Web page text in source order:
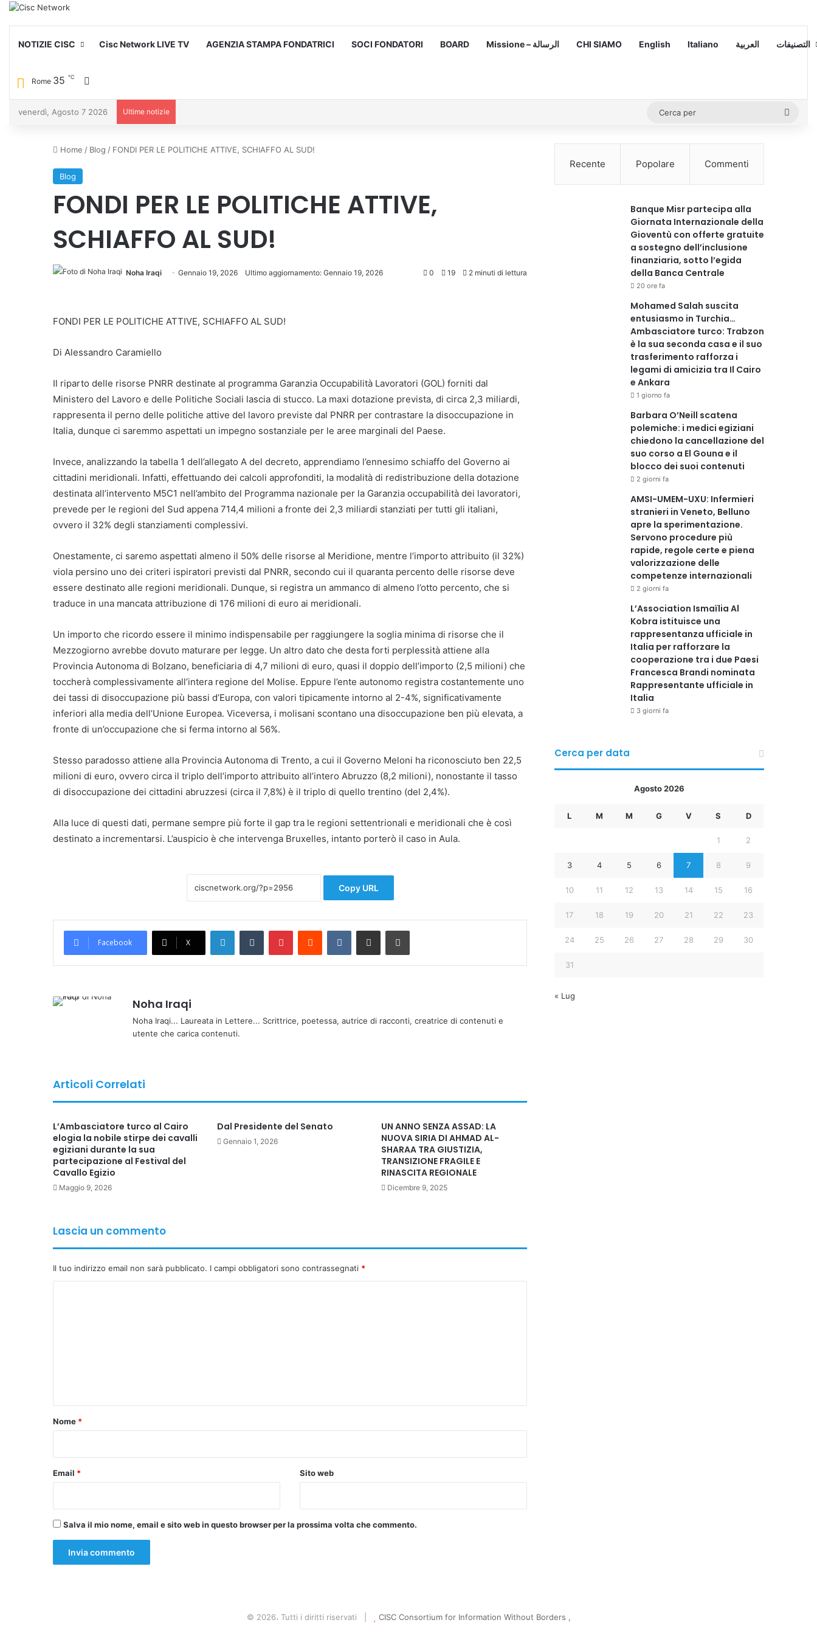
NOTIZIE CISC Cisc Network LIVE TV AGENZIA STAMPA FONDATRICI SOCI FONDATORI BOARD Missione – الرسالة CHI SIAMO English Italiano العربية التصنيفات
Rome 35 ℃
venerdì, Agosto 7 2026 Ultime notizie
Home / Blog / FONDI PER LE POLITICHE ATTIVE, SCHIAFFO AL SUD!
Blog
FONDI PER LE POLITICHE ATTIVE,
SCHIAFFO AL SUD!
Noha Iraqi Gennaio 19, 2026 Ultimo aggiornamento: Gennaio 19, 2026 0 19 2 minuti di lettura
FONDI PER LE POLITICHE ATTIVE, SCHIAFFO AL SUD!
Di Alessandro Caramiello
Il riparto delle risorse PNRR destinate al programma Garanzia Occupabilità Lavoratori (GOL) forniti dal
Ministero del Lavoro e delle Politiche Sociali lascia di stucco. La maxi dotazione prevista, di circa 2,3 miliardi,
rappresenta il perno delle politiche attive del lavoro previste dal PNRR per contrastare la disoccupazione in
Italia, dunque ci saremmo aspettati un impegno sostanziale per le aree marginali del Paese.
Invece, analizzando la tabella 1 dell’allegato A del decreto, apprendiamo l’ennesimo schiaffo del Governo ai
cittadini meridionali. Infatti, effettuando dei calcoli approfonditi, la modalità di redistribuzione della dotazione
destinata all’intervento M5C1 nell’ambito del Programma nazionale per la Garanzia occupabilità dei lavoratori,
prevede per le regioni del Sud appena 714,4 milioni a fronte dei 2,3 miliardi stanziati per tutti gli italiani,
ovvero il 32% degli stanziamenti complessivi.
Onestamente, ci saremo aspettati almeno il 50% delle risorse al Meridione, mentre l’importo attribuito (il 32%)
viola persino uno dei criteri ispiratori previsti dal PNRR, secondo cui il quaranta percento delle risorse deve
essere destinato alle regioni meridionali. Dunque, si registra un ammanco di almeno l’otto percento, che si
traduce in una mancata attribuzione di 176 milioni di euro ai meridionali.
Un importo che ricordo essere il minimo indispensabile per raggiungere la soglia minima di risorse che il
Mezzogiorno avrebbe dovuto maturare per legge. Un altro dato che desta forti perplessità attiene alla
Provincia Autonoma di Bolzano, beneficiaria di 4,7 milioni di euro, quasi il doppio dell’importo (2,5 milioni) che
toccherà complessivamente all’intera regione del Molise. Eppure l’ente autonomo registra costantemente uno
dei tassi di disoccupazione più bassi d’Europa, con valori tipicamente intorno al 2-4%, significativamente
inferiori alla media dell’Unione Europea. Viceversa, i molisani scontano una disoccupazione ben più elevata, a
fronte di un’occupazione che si ferma intorno al 56%.
Stesso paradosso attiene alla Provincia Autonoma di Trento, a cui il Governo Meloni ha riconosciuto ben 22,5
milioni di euro, ovvero circa il triplo dell’importo attribuito all’intero Abruzzo (8,2 milioni), nonostante il tasso
di disoccupazione dei cittadini abruzzesi (circa il 7,8%) è il triplo di quello trentino (del 2,4%).
Alla luce di questi dati, permane sempre più forte il gap tra le regioni settentrionali e meridionali che è così
destinato a incrementarsi. L’auspicio è che intervenga Bruxelles, intanto porterò il caso in Aula.
Copy URL
Facebook X
Noha Iraqi
Noha Iraqi... Laureata in Lettere... Scrittrice, poetessa, autrice di racconti, creatrice di contenuti e
utente che carica contenuti.
Articoli Correlati
L’Ambasciatore turco al Cairo
elogia la nobile stirpe dei cavalli
egiziani durante la sua
partecipazione al Festival del
Cavallo Egizio
Maggio 9, 2026
Dal Presidente del Senato
Gennaio 1, 2026
UN ANNO SENZA ASSAD: LA
NUOVA SIRIA DI AHMAD AL-
SHARAA TRA GIUSTIZIA,
TRANSIZIONE FRAGILE E
RINASCITA REGIONALE
Dicembre 9, 2025
Lascia un commento
Il tuo indirizzo email non sarà pubblicato. I campi obbligatori sono contrassegnati *
o
Nome *
Email * Sito web
Salva il mio nome, email e sito web in questo browser per la prossima volta che commento.
Recente Popolare Commenti
Banque Misr partecipa alla
Giornata Internazionale della
Gioventù con offerte gratuite
a sostegno dell’inclusione
finanziaria, sotto l’egida
della Banca Centrale
20 ore fa
Mohamed Salah suscita
entusiasmo in Turchia…
Ambasciatore turco: Trabzon
è la sua seconda casa e il suo
trasferimento rafforza i
legami di amicizia tra Il Cairo
e Ankara
1 giorno fa
Barbara O’Neill scatena
polemiche: i medici egiziani
chiedono la cancellazione del
suo corso a El Gouna e il
blocco dei suoi contenuti
2 giorni fa
AMSI-UMEM-UXU: Infermieri
stranieri in Veneto, Belluno
apre la sperimentazione.
Servono procedure più
rapide, regole certe e piena
valorizzazione delle
competenze internazionali
2 giorni fa
L’Association Ismaïlia Al
Kobra istituisce una
rappresentanza ufficiale in
Italia per rafforzare la
cooperazione tra i due Paesi
Francesca Brandi nominata
Rappresentante ufficiale in
Italia
3 giorni fa
Cerca per data
Agosto 2026
L M M G V S D
1 2
3 4 5 6 7 8 9
10 11 12 13 14 15 16
17 18 19 20 21 22 23
24 25 26 27 28 29 30
31
« Lug
© 2026، Tutti i diritti riservati | CISC Consortium for Information Without Borders ,